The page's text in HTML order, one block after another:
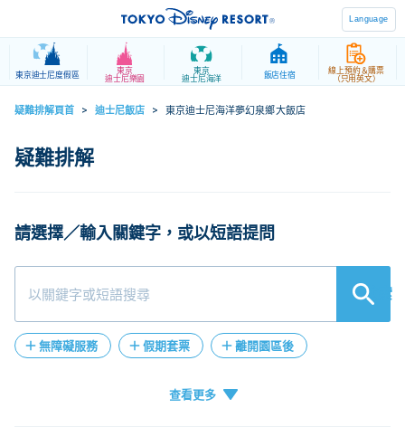
Language
東京迪士尼度假區
東京
迪士尼樂園
東京
迪士尼海洋
飯店住宿
線上預約＆購票
（只用英文）
疑難排解頁首 > 迪士尼飯店 > 東京迪士尼海洋夢幻泉鄉大飯店
請選擇／輸入關鍵字，或以短語提問
検索
無障礙服務 假期套票 離開園區後